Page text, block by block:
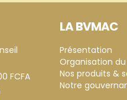
FCFA
LA BVMAC
Présentation
Organisation
Nos produits &
Notre